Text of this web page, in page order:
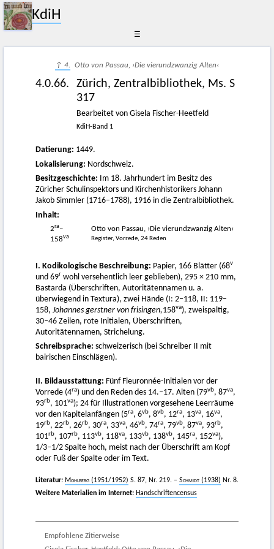
KdiH
☰
↑ 4. Otto von Passau, ›Die vierundzwanzig Alten‹
4.0.66.
Zürich, Zentralbibliothek, Ms. S
317
Bearbeitet von Gisela Fischer-Heetfeld
KdiH-Band 1
Datierung: 1449.
Lokalisierung: Nordschweiz.
Besitzgeschichte: Im 18. Jahrhundert im Besitz des
Züricher Schulinspektors und Kirchenhistorikers Johann
Jakob Simmler (1716–1788), 1916 in die Zentralbibliothek.
Inhalt:
2ra–
158va
Otto von Passau, ›Die vierundzwanzig Alten‹
Register, Vorrede, 24 Reden
I. Kodikologische Beschreibung: Papier, 166 Blätter (68v
und 69r wohl versehentlich leer geblieben), 295 × 210 mm,
Bastarda (Überschriften, Autoritätennamen u. a.
überwiegend in Textura), zwei Hände (I: 2–118, II: 119–
158, Johannes gerstner von frisingen,158va), zweispaltig,
30–46 Zeilen, rote Initialen, Überschriften,
Autoritätennamen, Strichelung.
Schreibsprache: schweizerisch (bei Schreiber II mit
bairischen Einschlägen).
II. Bildausstattung: Fünf Fleuronnée-Initialen vor der
Vorrede (4ra) und den Reden des 14.–17. Alten (79vb, 87va,
93rb, 101va); 24 für Illustrationen vorgesehene Leerräume
vor den Kapitelanfängen (5ra, 6vb, 8vb, 12ra, 13va, 16va,
19rb, 22rb, 26rb, 30ra, 33va, 46vb, 74ra, 79vb, 87va, 93rb,
101rb, 107rb, 113vb, 118va, 133vb, 138vb, 145ra, 152va),
1/3–1/2 Spalte hoch, meist nach der Überschrift am Kopf
oder Fuß der Spalte oder im Text.
Literatur: Mohlberg (1951/1952) S. 87, Nr. 219. – Schmidt (1938) Nr. 8.
Weitere Materialien im Internet: Handschriftencensus
Empfohlene Zitierweise